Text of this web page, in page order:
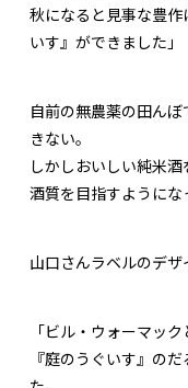
秋になると見事な豊
いす』ができました」
自前の無農薬の田ん
きない。
しかしおいしい純米
酒質を目指すようにな
山口さんラベルのデザ
「ビル・ウォーマッ
『庭のうぐいす』の